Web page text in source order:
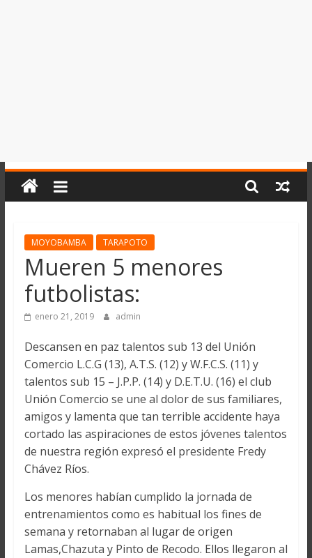
MOYOBAMBA TARAPOTO
Mueren 5 menores
futbolistas:
enero 21, 2019 admin
Descansen en paz talentos sub 13 del Unión
Comercio L.C.G (13), A.T.S. (12) y W.F.C.S. (11) y
talentos sub 15 – J.P.P. (14) y D.E.T.U. (16) el club
Unión Comercio se une al dolor de sus familiares,
amigos y lamenta que tan terrible accidente haya
cortado las aspiraciones de estos jóvenes talentos
de nuestra región expresó el presidente Fredy
Chávez Ríos.
Los menores habían cumplido la jornada de
entrenamientos como es habitual los fines de
semana y retornaban al lugar de origen
Lamas,Chazuta y Pinto de Recodo. Ellos llegaron al